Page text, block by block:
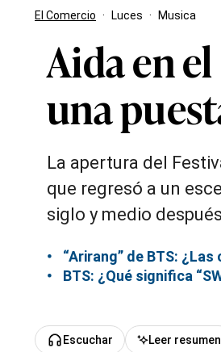
El Comercio · Luces · Musica
Aida en
una
La apertura del
que regresó a un
siglo y medio
“Arirang” de BTS:
BTS: ¿Qué significa
Escuchar Leer resumen